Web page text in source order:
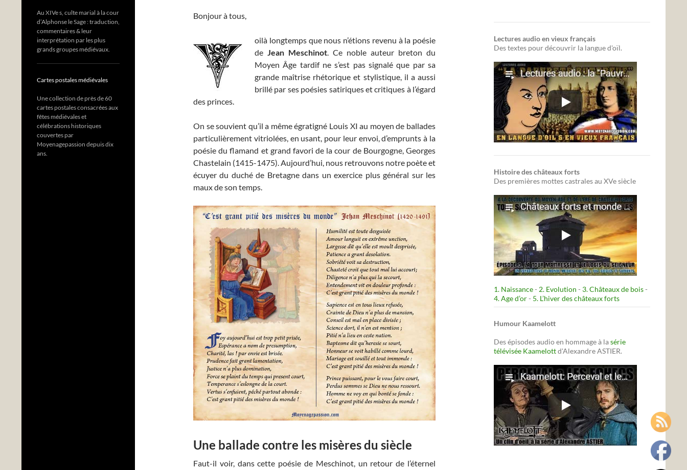
Bonjour à tous,
oilà longtemps que nous n’étions revenu à la poésie
de Jean Meschinot. Ce noble auteur breton du
Moyen Âge tardif ne s’est pas signalé que par sa
grande maîtrise rhétorique et stylistique, il a aussi
brillé par ses poésies satiriques et critiques à l’égard
des princes.
On se souvient qu’il a même égratigné Louis XI au moyen de ballades
particulièrement vitriolées, en usant, pour leur envoi, d’emprunts à la
poésie du flamand et grand favori de la cour de Bourgogne, Georges
Chastelain (1415-1475). Aujourd’hui, nous retrouvons notre poète et
écuyer du duché de Bretagne dans un exercice plus général sur les
maux de son temps.
Une ballade contre les misères du siècle
Faut-il voir, dans cette poésie de Meschinot, un retour de l’éternel
Lectures audio en vieux français
Des textes pour découvrir la langue d'oïl.
Histoire des châteaux forts
Des premières mottes castrales au XVe siècle
1. Naissance- 2. Evolution - 3. Châteaux de bois-
4. Age d’or- 5. L’hiver des châteaux forts
Humour Kaamelott
Des épisodes audio en hommage à lasérie
télévisée Kaamelottd'Alexandre ASTIER.
Au XIVe s, culte marial à la cour
d’Alphonse le Sage : traduction,
commentaires & leur
interprétation par les plus
grands groupes médiévaux.
Cartes postales médiévales
Une collection de près de 60
cartes postales consacrées aux
fêtes médiévales et
célébrations historiques
couvertes par
Moyenagepassion depuis dix
ans.